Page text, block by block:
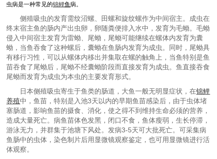
虫病是一种常见的锦鲤鱼病。
侧殖吸虫的发育需纹沼螺、田螺和旋纹螺作为中间宿主。成虫在
终末宿主鱼的肠内产出虫卵，卵随粪便排入水中，发育为毛蚴。毛蚴
侵入中间宿主发育为雷蚴、尾蚴，尾蚴可能继续在螺体内发育为囊
蚴，当鱼吞食了这种螺后，囊蚴在鱼肠内发育为成虫。同时，尾蚴具
有移行习性，可以从螺体内移出并集取在螺的触角上，当鱼特别是鱼
苗吞食了尾蚴后，尾蚴不经囊蚴阶段而直接发育为成虫。鱼直接吞食
尾蚴而发育为成虫为本虫的主要发育形式。
日本侧殖吸虫寄生于鱼类的肠道，大鱼一般无明显症状，在锦鲤
养殖中，鱼苗，特别是入池3天以内的早期鱼苗感染后，由于虫体堵
塞肠道，影响鱼苗的摄食、消化，使之得不到维持生命必须的营养，
造成大量死亡。病鱼苗体色发黑，闭口不食，鱼体瘦弱，生长停滞，
游泳无力，并群集于池塘下风处。发病3-5天可大批死亡。可采集病
鱼肠中的虫体，染色制片后用显微镜观察鉴定，也可用显微镜进行活
体观察。